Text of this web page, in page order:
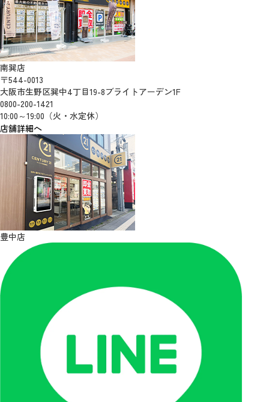
南巽店
〒544-0013
大阪市生野区巽中4丁目19-8ブライトアーデン1F
0800-200-1421
10:00～19:00（火・水定休）
店舗詳細へ
豊中店